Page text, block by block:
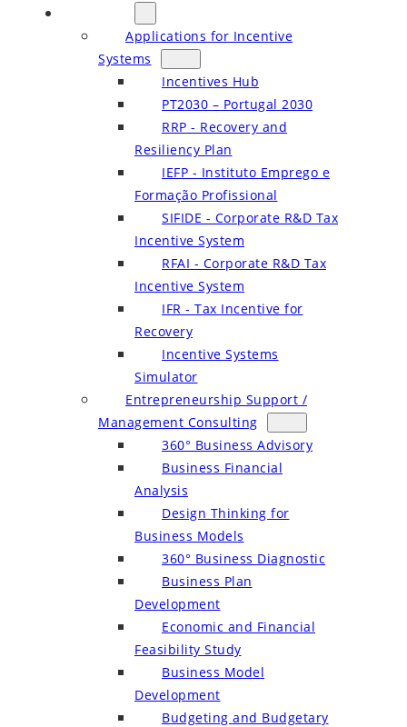
Applications for Incentive
Systems
Incentives Hub
PT2030 – Portugal 2030
RRP - Recovery and
Resiliency Plan
IEFP - Instituto Emprego e
Formação Profissional
SIFIDE - Corporate R&D Tax
Incentive System
RFAI - Corporate R&D Tax
Incentive System
IFR - Tax Incentive for
Recovery
Incentive Systems
Simulator
Entrepreneurship Support /
Management Consulting
360° Business Advisory
Business Financial
Analysis
Design Thinking for
Business Models
360° Business Diagnostic
Business Plan
Development
Economic and Financial
Feasibility Study
Business Model
Development
Budgeting and Budgetary